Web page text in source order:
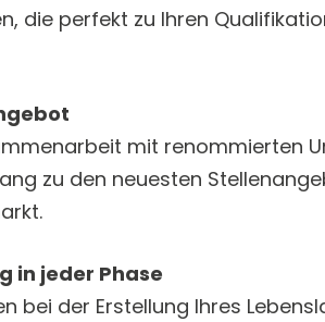
die perfekt zu Ihren
mit renommierten
zu den neuesten
in jeder Phase
bei der Erstellung Ihres